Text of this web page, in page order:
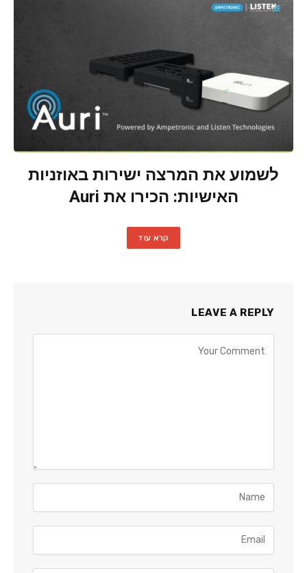
לשמוע את המרצה ישירות באוזניות
האישיות: הכירו את Auri
קרא עוד
LEAVE A REPLY